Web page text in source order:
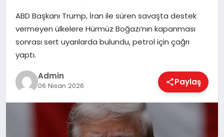
EKONOMI
MAGAZIN
ABD Başkanı Trump, İran ile süren savaşta destek
vermeyen ülkelere Hürmüz Boğazı’nın kapanması
sonrası sert uyarılarda bulundu, petrol için çağrı
yaptı.
Admin
06 Nisan 2026 Paylaş